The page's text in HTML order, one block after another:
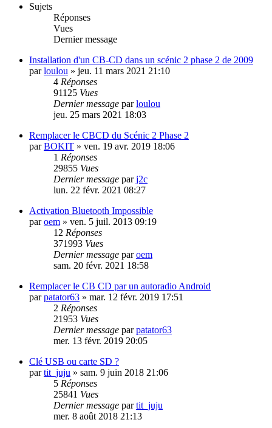
Sujets
Réponses
Vues
Dernier message
Installation d'un CB-CD dans un scénic 2 phase 2 de 2009
parloulou » jeu. 11 mars 2021 21:10
4 Réponses
91125 Vues
Dernier message parloulou
jeu. 25 mars 2021 18:03
Remplacer le CBCD du Scénic 2 Phase 2
parBOKIT » ven. 19 avr. 2019 18:06
1 Réponses
29855 Vues
Dernier message parj2c
lun. 22 févr. 2021 08:27
Activation Bluetooth Impossible
paroem » ven. 5 juil. 2013 09:19
12 Réponses
371993 Vues
Dernier message paroem
sam. 20 févr. 2021 18:58
Remplacer le CB CD par un autoradio Android
parpatator63 » mar. 12 févr. 2019 17:51
2 Réponses
21953 Vues
Dernier message parpatator63
mer. 13 févr. 2019 20:05
Clé USB ou carte SD ?
partit_juju » sam. 9 juin 2018 21:06
5 Réponses
25841 Vues
Dernier message partit_juju
mer. 8 août 2018 21:13